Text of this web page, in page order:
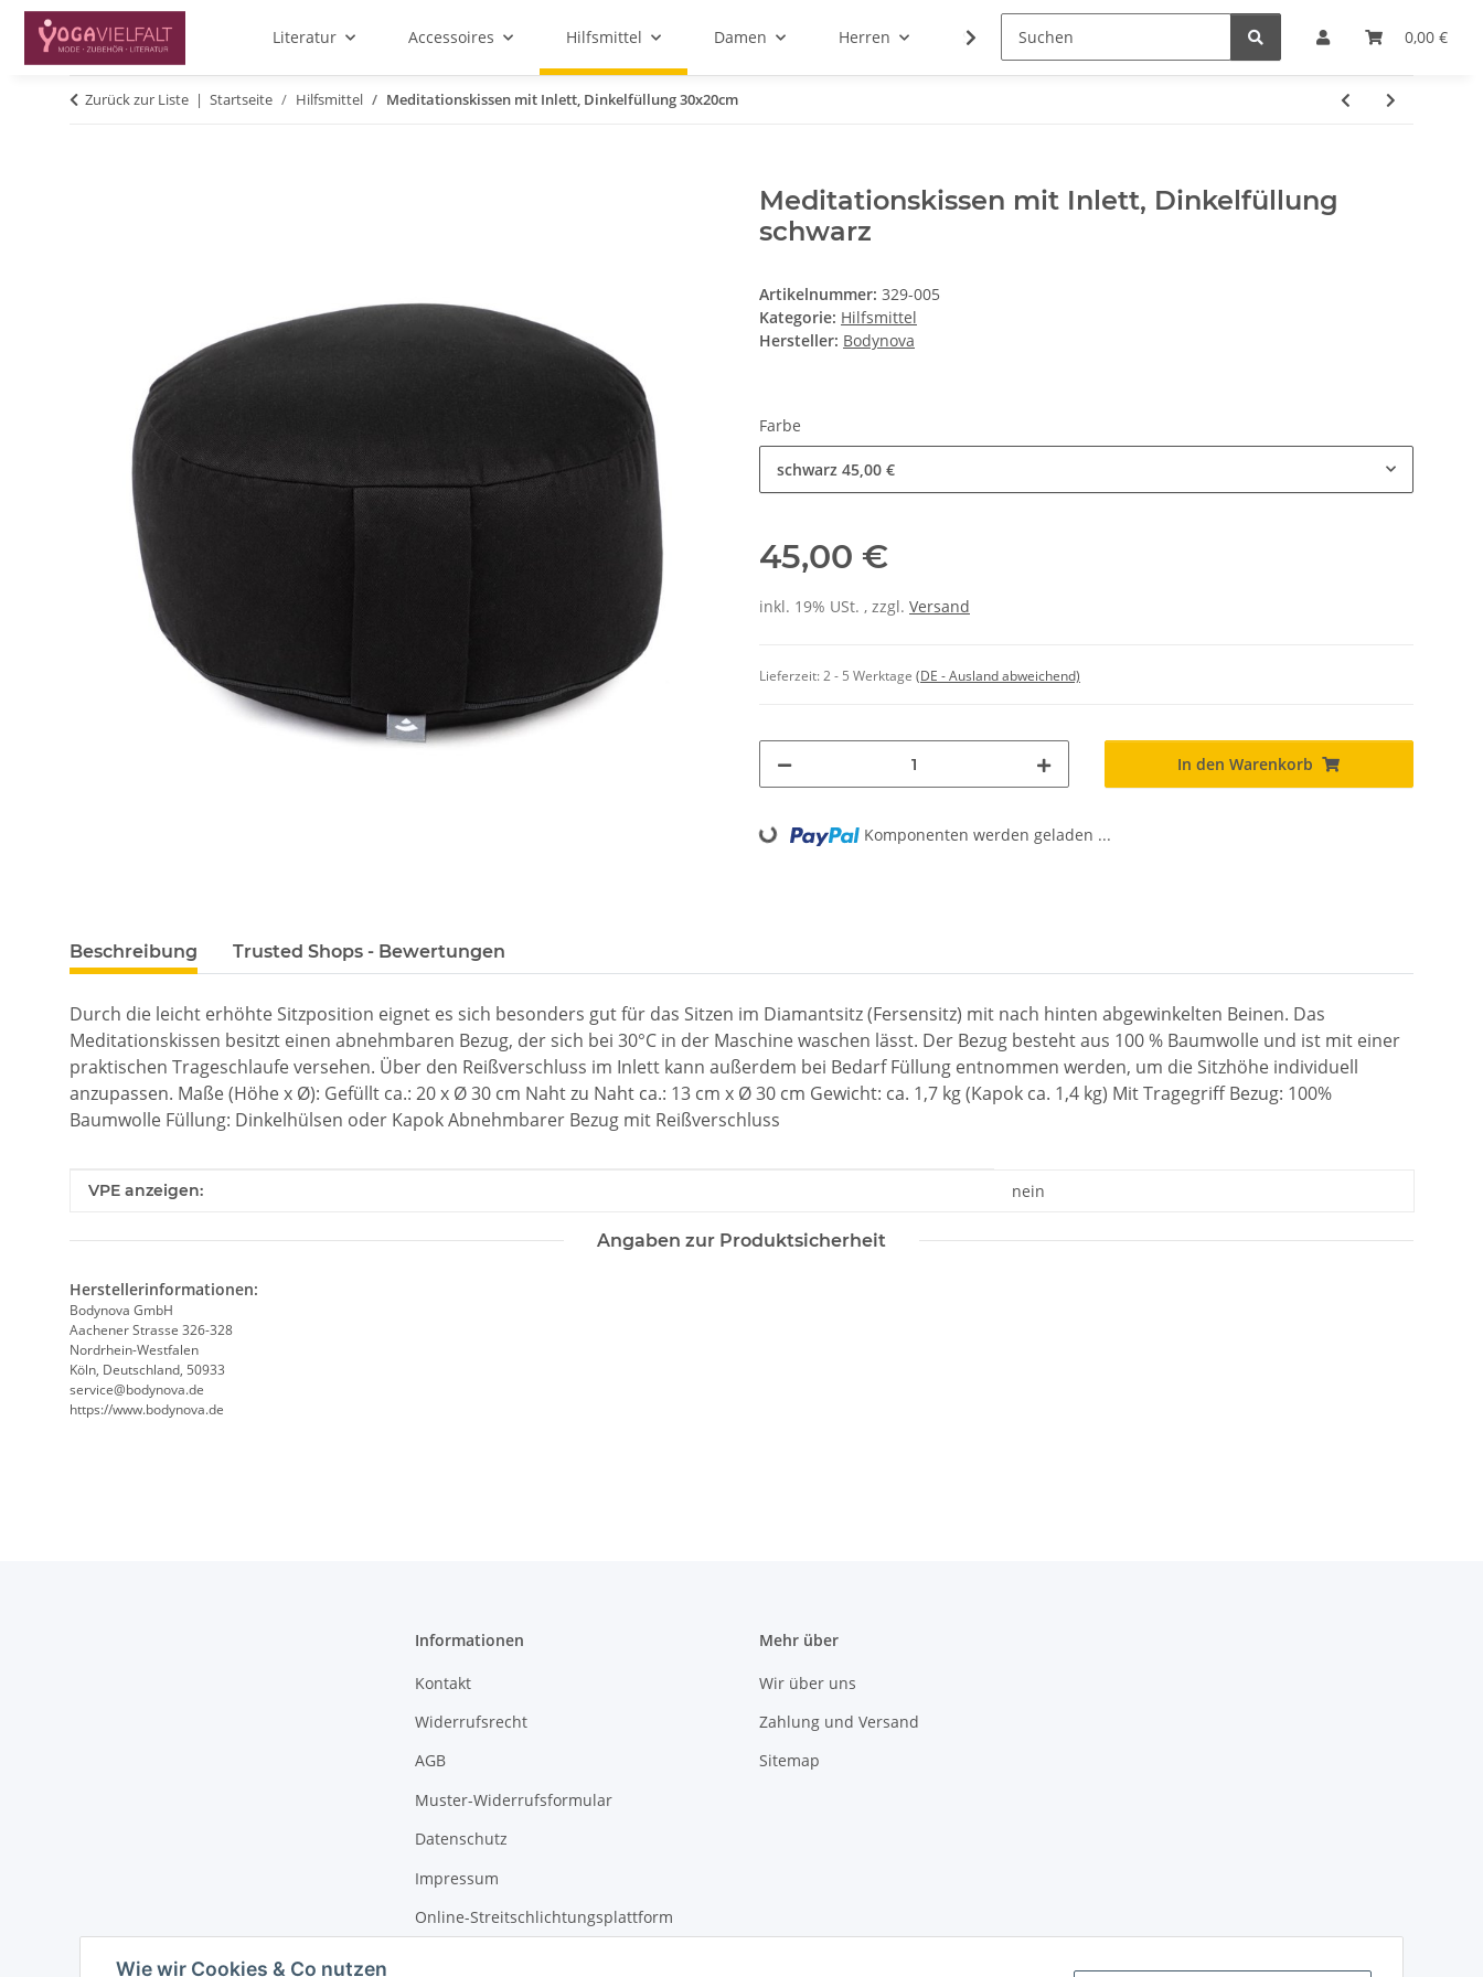
Wie wir Cookies & Co nutzen
0,00 €
Literatur Accessoires Hilfsmittel Damen Herren Sale Hersteller
Zurück zur Liste Startseite Hilfsmittel Meditationskissen mit Inlett, Dinkelfüllung 30x20cm
Meditationskissen mit Inlett, Dinkelfüllung
schwarz
Artikelnummer: 329-005
Kategorie: Hilfsmittel
Hersteller: Bodynova
Farbe
schwarz 45,00 €
45,00 €
inkl. 19% USt. , zzgl. Versand
Lieferzeit:2 - 5 Werktage (DE - Ausland abweichend)
In den Warenkorb
Loading... Komponenten werden geladen ...
Beschreibung Trusted Shops - Bewertungen
Durch die leicht erhöhte Sitzposition eignet es sich besonders gut für das Sitzen im Diamantsitz (Fersensitz) mit nach hinten abgewinkelten Beinen. Das
Meditationskissen besitzt einen abnehmbaren Bezug, der sich bei 30°C in der Maschine waschen lässt. Der Bezug besteht aus 100 % Baumwolle und ist mit einer
praktischen Trageschlaufe versehen. Über den Reißverschluss im Inlett kann außerdem bei Bedarf Füllung entnommen werden, um die Sitzhöhe individuell
anzupassen. Maße (Höhe x Ø): Gefüllt ca.: 20 x Ø 30 cm Naht zu Naht ca.: 13 cm x Ø 30 cm Gewicht: ca. 1,7 kg (Kapok ca. 1,4 kg) Mit Tragegriff Bezug: 100%
Baumwolle Füllung: Dinkelhülsen oder Kapok Abnehmbarer Bezug mit Reißverschluss
Produkteigenschaft
Wert
VPE anzeigen: nein
Angaben zur Produktsicherheit
Herstellerinformationen:
Bodynova GmbH
Aachener Strasse 326-328
Nordrhein-Westfalen
Köln, Deutschland, 50933
service@bodynova.de
https://www.bodynova.de
Informationen
Kontakt
Widerrufsrecht
AGB
Muster-Widerrufsformular
Datenschutz
Impressum
Online-Streitschlichtungsplattform
Mehr über
Wir über uns
Zahlung und Versand
Sitemap